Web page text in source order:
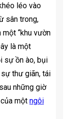
léo vào
sân trong,
“khu vườn
là một
sự ồn ào, bụi
thư giãn, tái
những giờ
một ngôi